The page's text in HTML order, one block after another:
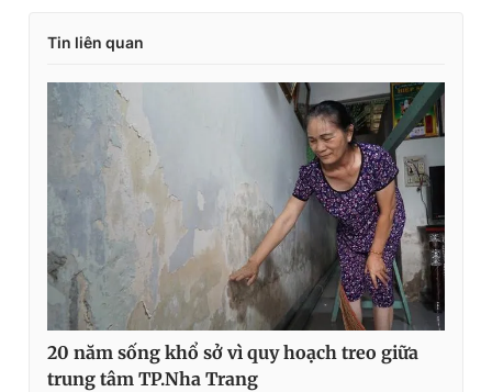
Tin liên quan
20 năm sống khổ sở vì quy hoạch treo giữa
trung tâm TP.Nha Trang